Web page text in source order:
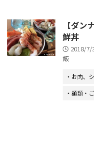
【ダ
鮮丼
2018/7/
飯
・お肉、
・麺類・